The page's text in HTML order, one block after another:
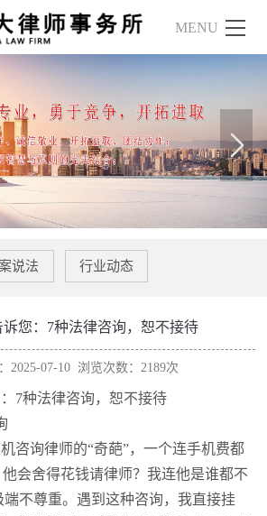
说法 行业动态
诉您：7种法律咨询，恕不接待
2025-07-10 浏览次数：2189次
7种法律咨询，恕不接待
咨询律师的“奇葩”，一个连手机费都
会舍得花钱请律师？我连他是谁都不
不尊重。遇到这种咨询，我直接挂